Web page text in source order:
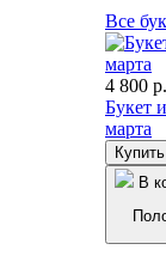
Все
4 800 р.
Букет
марта
В